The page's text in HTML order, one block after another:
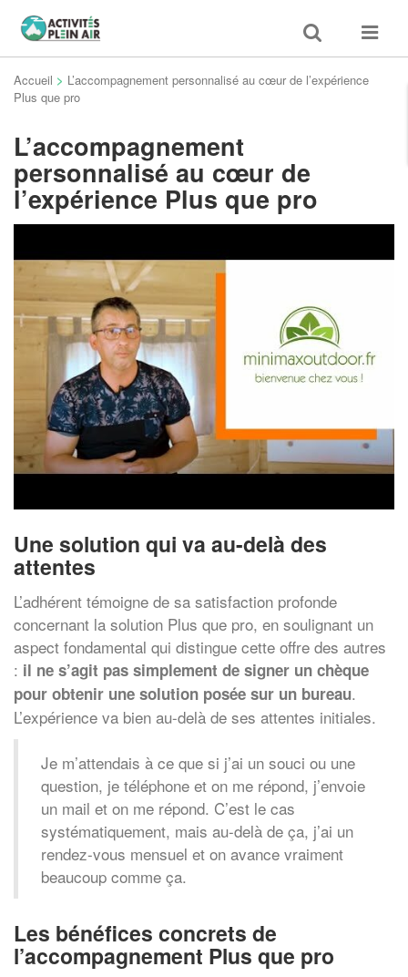
Toggle
search
Toggle
Accueil > L’accompagnement personnalisé au cœur de l’expérience
Plus que pro
L’accompagnement
personnalisé au cœur de
l’expérience Plus que pro
Une solution qui va au-delà des
attentes
L’adhérent témoigne de sa satisfaction profonde
concernant la solution Plus que pro, en soulignant un
aspect fondamental qui distingue cette offre des autres
: il ne s’agit pas simplement de signer un chèque
pour obtenir une solution posée sur un bureau.
L’expérience va bien au-delà de ses attentes initiales.
Je m’attendais à ce que si j’ai un souci ou une
question, je téléphone et on me répond, j’envoie
un mail et on me répond. C’est le cas
systématiquement, mais au-delà de ça, j’ai un
rendez-vous mensuel et on avance vraiment
beaucoup comme ça.
Les bénéfices concrets de
l’accompagnement Plus que pro